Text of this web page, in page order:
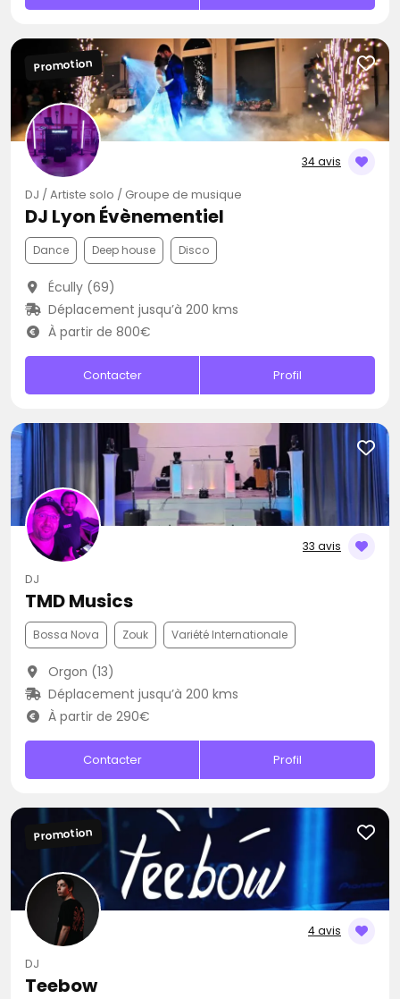
34 avis
Promotion
DJ / Artiste solo / Groupe de musique
DJ Lyon Évènementiel
Dance Deep house Disco
Écully (69)
Déplacement jusqu’à 200 kms
À partir de 800€
Contacter Profil
33 avis
DJ
TMD Musics
Bossa Nova Zouk Variété Internationale
Orgon (13)
Déplacement jusqu’à 200 kms
À partir de 290€
Contacter Profil
4 avis
Promotion
DJ
Teebow